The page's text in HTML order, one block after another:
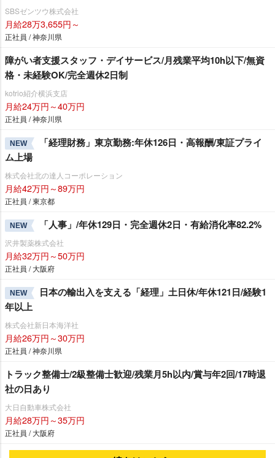
SBSゼンツウ株式会社
月給28万3,655円～
正社員 / 神奈川県
障がい者支援スタッフ・デイサービス/月残業平均10h以下/無資
格・未経験OK/完全週休2日制
kotrio紹介横浜支店
月給24万円～40万円
正社員 / 神奈川県
NEW
「経理財務」東京勤務:年休126日・高報酬/東証プライ
ム上場
株式会社北の達人コーポレーション
月給42万円～89万円
正社員 / 東京都
NEW 「人事」/年休129日・完全週休2日・有給消化率82.2%
沢井製薬株式会社
月給32万円～50万円
正社員 / 大阪府
NEW
日本の輸出入を支える「経理」土日休/年休121日/経験1
年以上
株式会社新日本海洋社
月給26万円～30万円
正社員 / 神奈川県
トラック整備士/2級整備士歓迎/残業月5h以内/賞与年2回/17時退
社の日あり
大日自動車株式会社
月給28万円～35万円
正社員 / 大阪府